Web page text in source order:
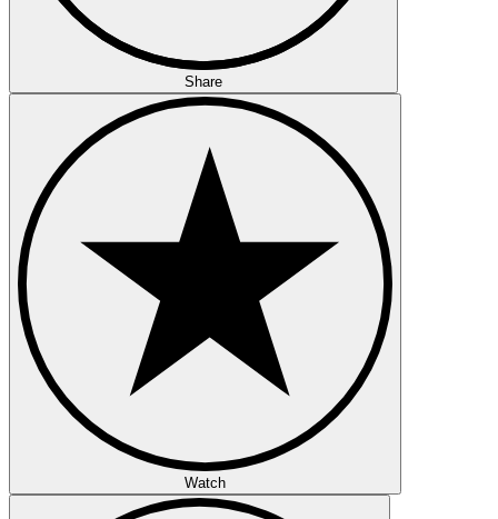
Share
Watch